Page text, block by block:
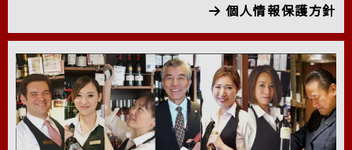
個人情報保護方針